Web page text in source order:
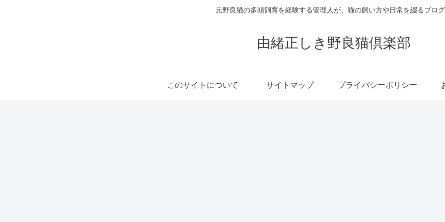
元野良猫の多頭飼育を経験する管理人が、猫の飼い方や日常を綴るブログ
由緒正しき野良猫倶楽部
このサイトについて サイトマップ プライバシーポリシー